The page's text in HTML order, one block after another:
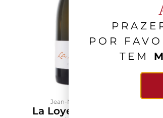
Jean-Michel Gerin
La Loye Condrieu
POR
TEM